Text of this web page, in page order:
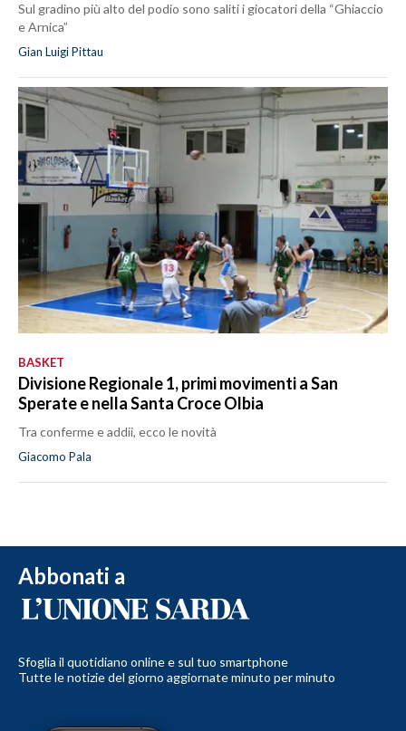
Sul gradino più alto del podio sono saliti i giocatori della “Ghiaccio
e Arnica”
Gian Luigi Pittau
BASKET
Divisione Regionale 1, primi movimenti a San
Sperate e nella Santa Croce Olbia
Tra conferme e addii, ecco le novità
Giacomo Pala
Abbonati a
Sfoglia il quotidiano online e sul tuo smartphone
Tutte le notizie del giorno aggiornate minuto per minuto